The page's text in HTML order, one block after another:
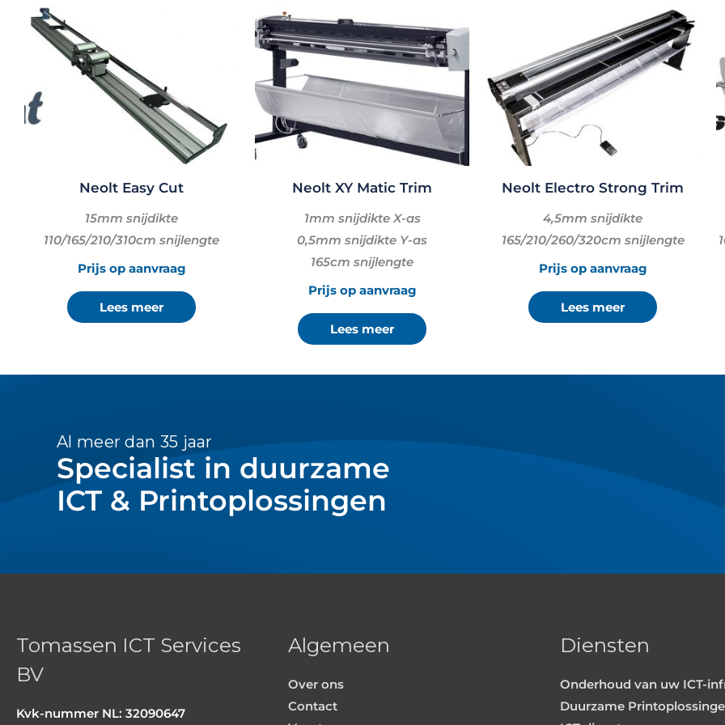
Neolt Easy Cut
15mm snijdikte
110/165/210/310cm snijlengte
Prijs op aanvraag
Lees meer
Neolt XY Matic Trim
1mm snijdikte X-as
0,5mm snijdikte Y-as
165cm snijlengte
Prijs op aanvraag
Lees meer
Neolt Electro Strong Trim
4,5mm snijdikte
165/210/260/320cm snijlengte
Prijs op aanvraag
Lees meer
Al meer dan 35 jaar
Specialist in duurzame
ICT & Printoplossingen
Tomassen ICT Services
BV
Kvk-nummer NL: 32090647
Algemeen
Over ons
Contact
Diensten
Onderhoud van uw ICT-
Duurzame